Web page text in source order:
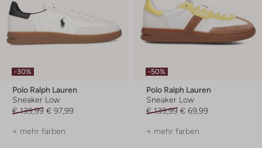
-30%
Polo Ralph Lauren
Sneaker Low
€ 139,99 € 97,99
+ mehr farben
-50%
Polo Ralph Lauren
Sneaker Low
€ 139,99 € 69,99
+ mehr farben